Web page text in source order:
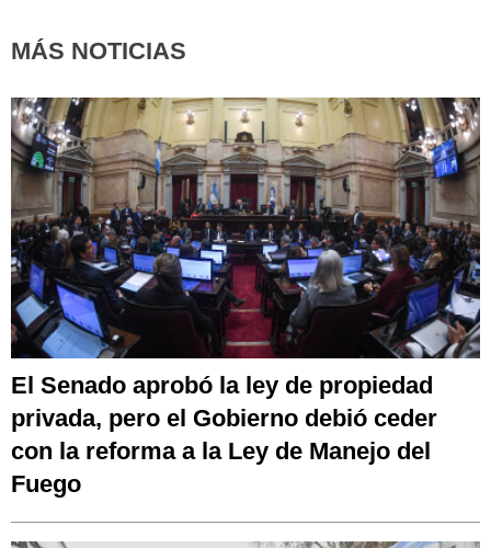
MÁS NOTICIAS
El Senado aprobó la ley de propiedad
privada, pero el Gobierno debió ceder
con la reforma a la Ley de Manejo del
Fuego